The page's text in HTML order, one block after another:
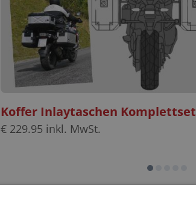
Koffer Inlaytaschen Komplettset
€ 229.95 inkl. MwSt.